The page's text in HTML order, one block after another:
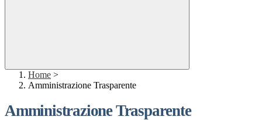
Home >
Amministrazione Trasparente
Amministrazione Trasparente